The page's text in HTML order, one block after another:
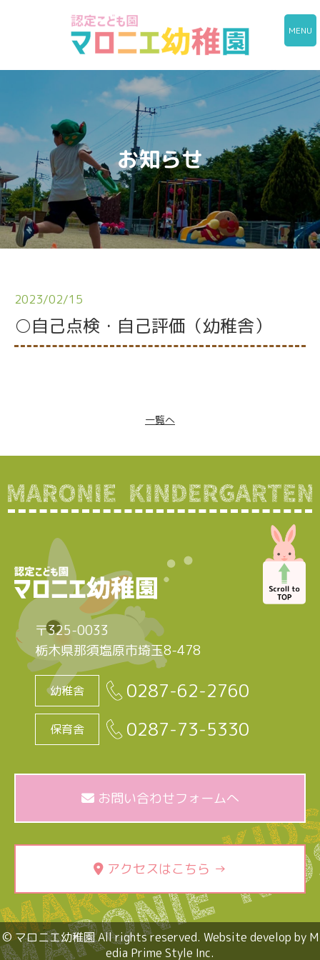
MENU
お知らせ
2023/02/15
○自己点検・自己評価（幼稚舎）
一覧へ
〒325-0033
栃木県那須塩原市埼玉8-478
幼稚舎 0287-62-2760
保育舎 0287-73-5330
お問い合わせフォームへ
アクセスはこちら →
© マロニエ幼稚園 All rights reserved. Website develop by M
edia Prime Style Inc.